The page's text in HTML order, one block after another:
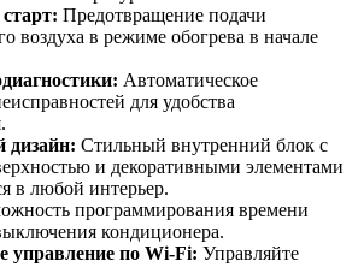
Предотвращение подачи
воздуха в режиме обогрева в начале
Автоматическое
для удобства
дизайн: Стильный внутренний блок с
и декоративными элементами
в любой интерьер.
программирования времени
кондиционера.
управление по Wi-Fi: Управляйте